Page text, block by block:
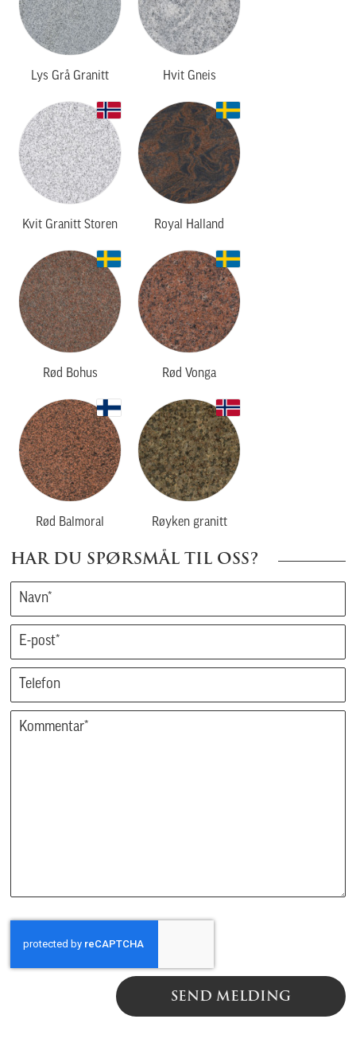
Lys Grå Granitt Hvit Gneis
Kvit Granitt Storen Royal Halland
Rød Bohus Rød Vonga
Rød Balmoral Røyken granitt
HAR DU SPØRSMÅL TIL OSS?
SEND MELDING